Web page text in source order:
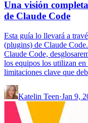
Una visión
de Claude Code
Esta guía lo llevará a
(plugins) de Claude
Claude Code,
los equipos los utilizan
limitaciones clave que
Katelin Teen·Jan 9,